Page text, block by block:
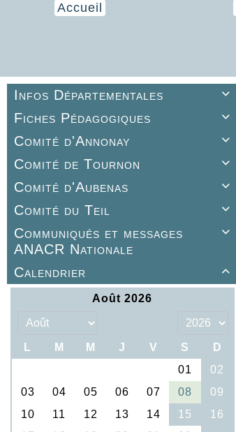
Accueil

Infos Départementales

Fiches Pédagogiques

Comité d'Annonay

Comité de Tournon

Comité d'Aubenas

Comité du Teil

Communiqués et messages
ANACR Nationale

Calendrier